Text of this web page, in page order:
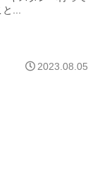
...
2023.08.05